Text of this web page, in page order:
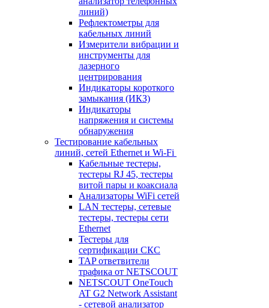
линий)
Рефлектометры для
кабельных линий
Измерители вибрации и
инструменты для
лазерного
центрирования
Индикаторы короткого
замыкания (ИКЗ)
Индикаторы
напряжения и системы
обнаружения
Тестирование кабельных
линий, сетей Ethernet и Wi-Fi
Кабельные тестеры,
тестеры RJ 45, тестеры
витой пары и коаксиала
Анализаторы WiFi сетей
LAN тестеры, сетевые
тестеры, тестеры сети
Ethernet
Тестеры для
сертификации СКС
TAP ответвители
трафика от NETSCOUT
NETSCOUT OneTouch
AT G2 Network Assistant
- сетевой анализатор